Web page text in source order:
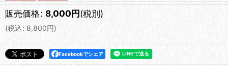
販売価格: 8,000円(税別)
(税込: 8,800円)
Facebookでシェア